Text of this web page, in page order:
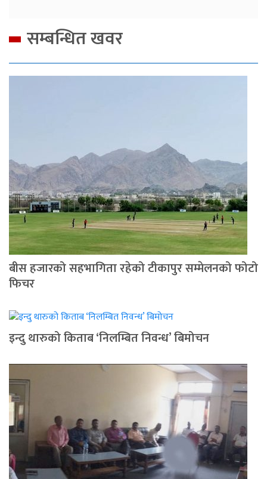
सम्बन्धित खवर
बीस हजारको सहभागिता रहेको टीकापुर सम्मेलनको फोटो
फिचर
इन्दु थारुको किताब ‘निलम्बित निवन्ध’ बिमोचन